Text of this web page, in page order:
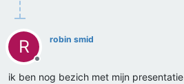
R
Offline
robin smid
ik ben nog bezich met mijn presentatie